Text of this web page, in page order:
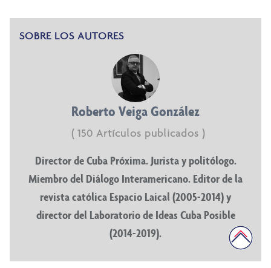
SOBRE LOS AUTORES
Roberto Veiga González
( 150 Artículos publicados )
Director de Cuba Próxima. Jurista y politólogo.
Miembro del Diálogo Interamericano. Editor de la
revista católica Espacio Laical (2005-2014) y
director del Laboratorio de Ideas Cuba Posible
(2014-2019).